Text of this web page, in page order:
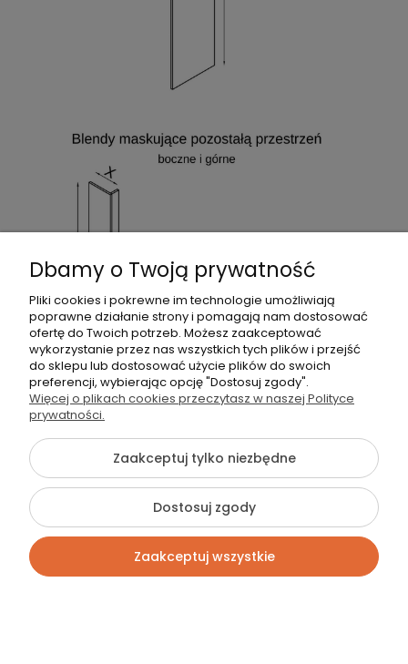
Dbamy o Twoją prywatność
Pliki cookies i pokrewne im technologie umożliwiają
poprawne działanie strony i pomagają nam dostosować
ofertę do Twoich potrzeb. Możesz zaakceptować
wykorzystanie przez nas wszystkich tych plików i przejść
do sklepu lub dostosować użycie plików do swoich
preferencji, wybierając opcję "Dostosuj zgody".
Więcej o plikach cookies przeczytasz w naszej Polityce
prywatności.
Zaakceptuj tylko niezbędne
Dostosuj zgody
Zaakceptuj wszystkie